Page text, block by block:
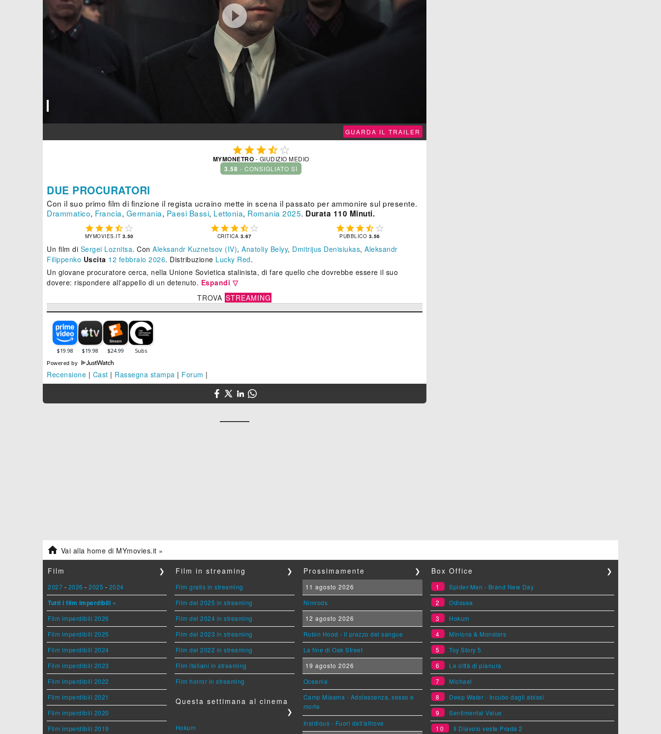

GUARDA IL TRAILER
 
MYMONETRO - GIUDIZIO MEDIO
3.58 - CONSIGLIATO SÌ
DUE PROCURATORI
Con il suo primo film di finzione il regista ucraino mette in scena il passato per ammonire sul presente.
Drammatico, Francia, Germania, Paesi Bassi, Lettonia, Romania 2025. Durata 110 Minuti.
    
MYMOVIES.IT 3.50
    
CRITICA 3.67
    
PUBBLICO 3.56
Un film di Sergei Loznitsa. Con Aleksandr Kuznetsov (IV), Anatoliy Belyy, Dmitrijus Denisiukas, Aleksandr
Filippenko Uscita 12 febbraio 2026. Distribuzione Lucky Red.
Un giovane procuratore cerca, nella Unione Sovietica stalinista, di fare quello che dovrebbe essere il suo
dovere: rispondere all'appello di un detenuto. Espandi ▽
TROVA STREAMING
Powered by
Recensione | Cast | Rassegna stampa | Forum |
 Vai alla home di MYmovies.it »
Film ❯
2027 - 2026 - 2025 - 2024
Tutti i film imperdibili »
Film imperdibili 2026
Film imperdibili 2025
Film imperdibili 2024
Film imperdibili 2023
Film imperdibili 2022
Film imperdibili 2021
Film imperdibili 2020
Film imperdibili 2019
Film in streaming ❯
Film gratis in streaming
Film del 2025 in streaming
Film del 2024 in streaming
Film del 2023 in streaming
Film del 2022 in streaming
Film italiani in streaming
Film horror in streaming
Questa settimana al cinema
❯
Hokum
Prossimamente ❯
11 agosto 2026
Nimrods
12 agosto 2026
Robin Hood - Il prezzo del sangue
La fine di Oak Street
19 agosto 2026
Oceania
Camp Miasma - Adolescenza, sesso e
morte
Insidious - Fuori dall'altrove
Box Office ❯
1
Spider-Man - Brand New Day
2
Odissea
3
Hokum
4
Minions & Monsters
5
Toy Story 5
6
Le città di pianura
7
Michael
8
Deep Water - Incubo dagli abissi
9
Sentimental Value
10
Il Diavolo veste Prada 2